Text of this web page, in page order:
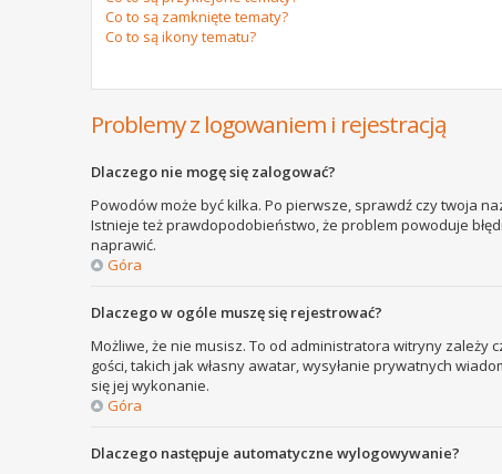
Co to są zamknięte tematy?
Co to są ikony tematu?
Problemy z logowaniem i rejestracją
Dlaczego nie mogę się zalogować?
Powodów może być kilka. Po pierwsze, sprawdź czy twoja
Istnieje też prawdopodobieństwo, że problem powoduje
naprawić.
Góra
Dlaczego w ogóle muszę się rejestrować?
Możliwe, że nie musisz. To od administratora witryny
gości, takich jak własny awatar, wysyłanie prywatnych
się jej wykonanie.
Góra
Dlaczego następuje automatyczne wylogowywanie?